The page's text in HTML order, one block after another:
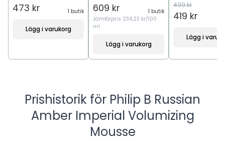
473 kr 1 butik
Lägg i varukorg
609 kr
1 butik
Jämförpris 234,23 kr/100
ml
Lägg i varukorg
499 kr
419 kr
Lägg i
Prishistorik för Philip B Russian
Amber Imperial Volumizing
Mousse